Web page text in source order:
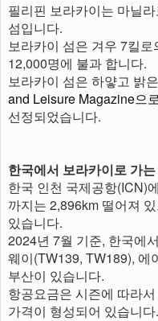
필리핀 보라카이는 마닐
섬입니다.
보라카이 섬은 겨우 7킬
12,000명에 불과 합니다.
보라카이 섬은 하얗고 밝
and Leisure Magazine으
선정되었습니다.
한국에서 보라카이로 가
한국 인천 국제공항(ICN)
까지는 2,896km 떨어져
있습니다.
2024년 7월 기준, 한국에
웨이(TW139, TW189), 에
부산이 있습니다.
항공요금은 시즌에 따라
가격이 형성되어 있습니다.